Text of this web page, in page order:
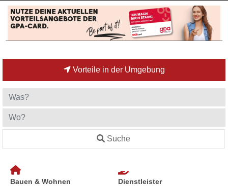
Vorteile in der Umgebung
Suche
Bauen & Wohnen Dienstleister